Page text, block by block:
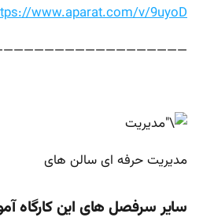
www.aparat.com/v/9uyoD
مدیریت حرفه ای سالن های
سایر سرفصل های این کارگاه